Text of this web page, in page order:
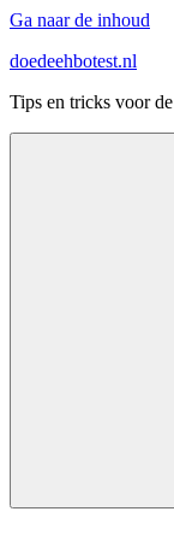
Ga naar de inhoud
doedeehbotest.nl
Tips en tricks voor